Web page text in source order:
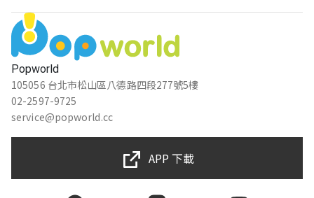
Popworld
105056 台北市松山區八德路四段277號5樓
02-2597-9725
service@popworld.cc
APP 下載